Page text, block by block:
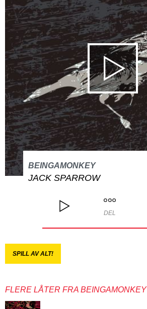
BEINGAMONKEY
JACK SPARROW
DEL
SPILL AV ALT!
FLERE LÅTER FRA BEINGAMONKEY